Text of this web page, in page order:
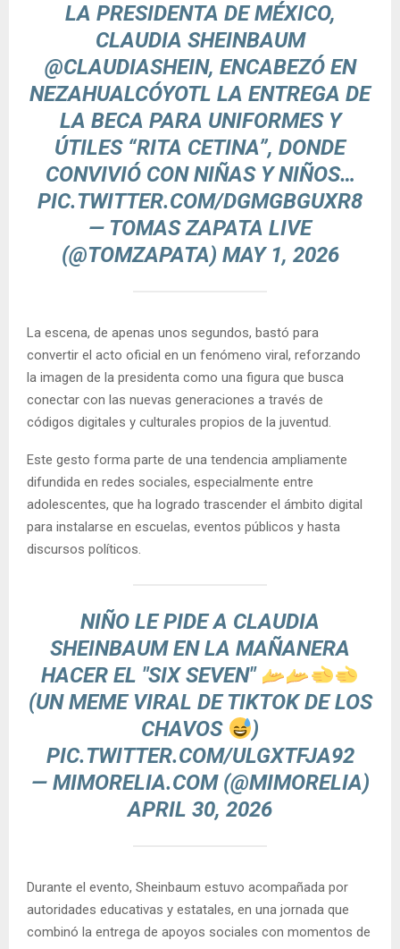
LA PRESIDENTA DE MÉXICO,
CLAUDIA SHEINBAUM
@CLAUDIASHEIN, ENCABEZÓ EN
NEZAHUALCÓYOTL LA ENTREGA DE
LA BECA PARA UNIFORMES Y
ÚTILES “RITA CETINA”, DONDE
CONVIVIÓ CON NIÑAS Y NIÑOS…
PIC.TWITTER.COM/DGMGBGUXR8
— TOMAS ZAPATA LIVE
(@TOMZAPATA) MAY 1, 2026
La escena, de apenas unos segundos, bastó para
convertir el acto oficial en un fenómeno viral, reforzando
la imagen de la presidenta como una figura que busca
conectar con las nuevas generaciones a través de
códigos digitales y culturales propios de la juventud.
Este gesto forma parte de una tendencia ampliamente
difundida en redes sociales, especialmente entre
adolescentes, que ha logrado trascender el ámbito digital
para instalarse en escuelas, eventos públicos y hasta
discursos políticos.
NIÑO LE PIDE A CLAUDIA
SHEINBAUM EN LA MAÑANERA
HACER EL "SIX SEVEN"
(UN MEME VIRAL DE TIKTOK DE LOS
CHAVOS
)
PIC.TWITTER.COM/ULGXTFJA92
— MIMORELIA.COM (@MIMORELIA)
APRIL 30, 2026
Durante el evento, Sheinbaum estuvo acompañada por
autoridades educativas y estatales, en una jornada que
combinó la entrega de apoyos sociales con momentos de